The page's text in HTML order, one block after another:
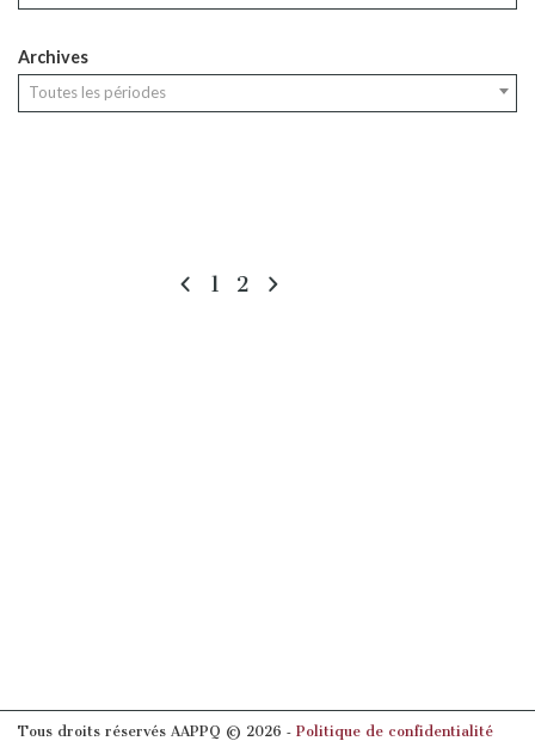
Archives
Toutes les périodes
1 2
Tous droits réservés AAPPQ © 2026 ‐ Politique de confidentialité